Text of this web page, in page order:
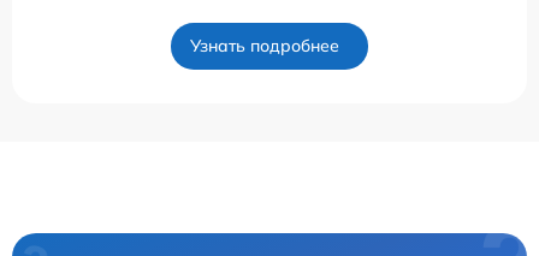
Узнать подробнее